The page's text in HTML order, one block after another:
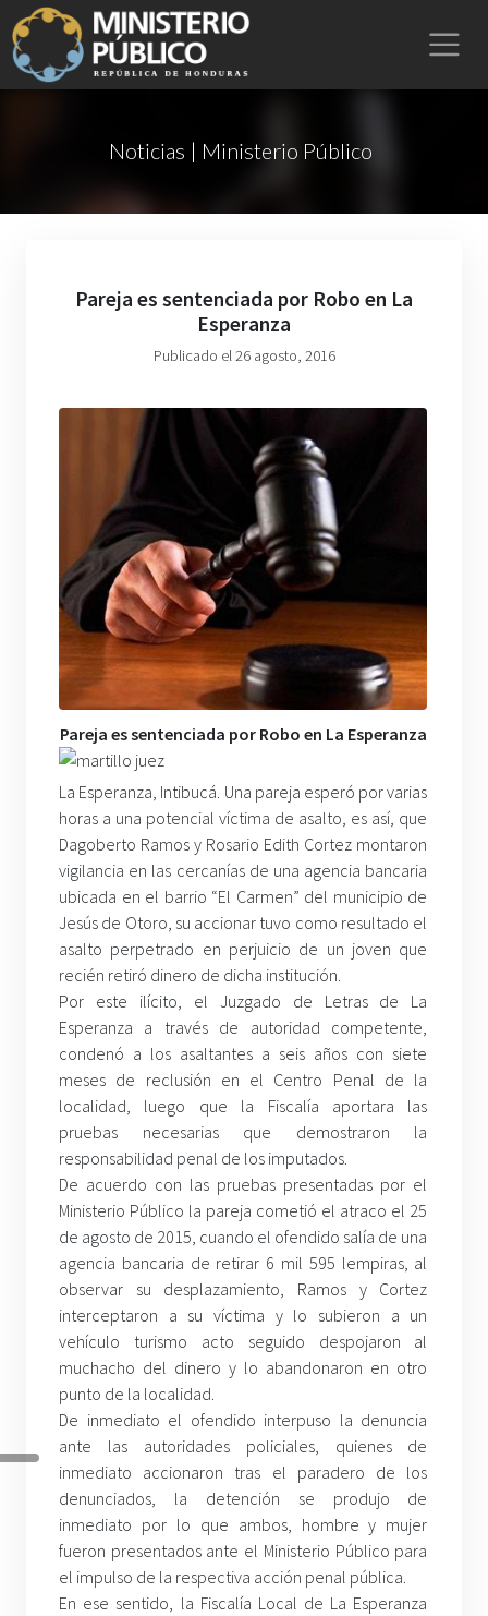
Noticias | Ministerio Público
Pareja es sentenciada por Robo en La
Esperanza
Publicado el 26 agosto, 2016
Pareja es sentenciada por Robo en La Esperanza
La Esperanza, Intibucá. Una pareja esperó por varias
horas a una potencial víctima de asalto, es así, que
Dagoberto Ramos y Rosario Edith Cortez montaron
vigilancia en las cercanías de una agencia bancaria
ubicada en el barrio “El Carmen” del municipio de
Jesús de Otoro, su accionar tuvo como resultado el
asalto perpetrado en perjuicio de un joven que
recién retiró dinero de dicha institución.
Por este ilícito, el Juzgado de Letras de La
Esperanza a través de autoridad competente,
condenó a los asaltantes a seis años con siete
meses de reclusión en el Centro Penal de la
localidad, luego que la Fiscalía aportara las
pruebas necesarias que demostraron la
responsabilidad penal de los imputados.
De acuerdo con las pruebas presentadas por el
Ministerio Público la pareja cometió el atraco el 25
de agosto de 2015, cuando el ofendido salía de una
agencia bancaria de retirar 6 mil 595 lempiras, al
observar su desplazamiento, Ramos y Cortez
interceptaron a su víctima y lo subieron a un
vehículo turismo acto seguido despojaron al
muchacho del dinero y lo abandonaron en otro
punto de la localidad.
De inmediato el ofendido interpuso la denuncia
ante las autoridades policiales, quienes de
inmediato accionaron tras el paradero de los
denunciados, la detención se produjo de
inmediato por lo que ambos, hombre y mujer
fueron presentados ante el Ministerio Público para
el impulso de la respectiva acción penal pública.
En ese sentido, la Fiscalía Local de La Esperanza